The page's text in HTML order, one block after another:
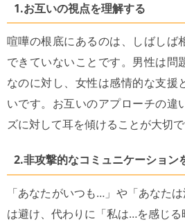
1.お互いの視点を理解する
喧嘩の根底にあるのは、しばしば
できていないことです。男性は問
なのに対し、女性は感情的な支援
いです。お互いのアプローチの違
ズに対して耳を傾けることが大切で
2.非攻撃的なコミュニケーション
「あなたがいつも…」や「あなた
は避け、代わりに「私は…を感じ